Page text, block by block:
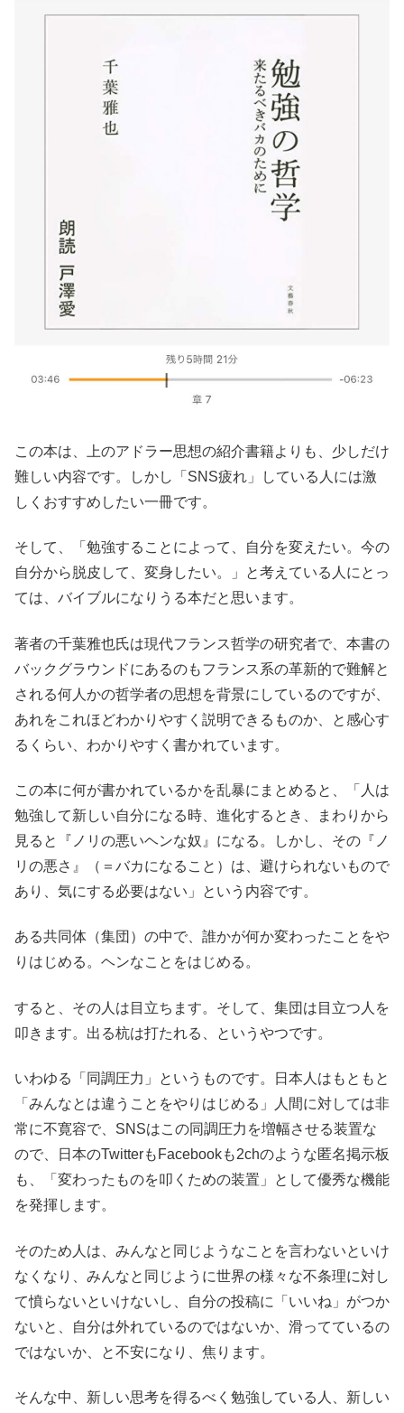
この本は、上のアドラー思想の紹介書籍よりも、少しだけ
難しい内容です。しかし「SNS疲れ」している人には激
しくおすすめしたい一冊です。
そして、「勉強することによって、自分を変えたい。今の
自分から脱皮して、変身したい。」と考えている人にとっ
ては、バイブルになりうる本だと思います。
著者の千葉雅也氏は現代フランス哲学の研究者で、本書の
バックグラウンドにあるのもフランス系の革新的で難解と
される何人かの哲学者の思想を背景にしているのですが、
あれをこれほどわかりやすく説明できるものか、と感心す
るくらい、わかりやすく書かれています。
この本に何が書かれているかを乱暴にまとめると、「人は
勉強して新しい自分になる時、進化するとき、まわりから
見ると『ノリの悪いヘンな奴』になる。しかし、その『ノ
リの悪さ』（＝バカになること）は、避けられないもので
あり、気にする必要はない」という内容です。
ある共同体（集団）の中で、誰かが何か変わったことをや
りはじめる。ヘンなことをはじめる。
すると、その人は目立ちます。そして、集団は目立つ人を
叩きます。出る杭は打たれる、というやつです。
いわゆる「同調圧力」というものです。日本人はもともと
「みんなとは違うことをやりはじめる」人間に対しては非
常に不寛容で、SNSはこの同調圧力を増幅させる装置な
ので、日本のTwitterもFacebookも2chのような匿名掲示板
も、「変わったものを叩くための装置」として優秀な機能
を発揮します。
そのため人は、みんなと同じようなことを言わないといけ
なくなり、みんなと同じように世界の様々な不条理に対し
て憤らないといけないし、自分の投稿に「いいね」がつか
ないと、自分は外れているのではないか、滑ってているの
ではないか、と不安になり、焦ります。
そんな中、新しい思考を得るべく勉強している人、新しい